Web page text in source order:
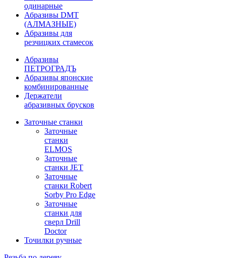
одинарные
Абразивы DMT
(АЛМАЗНЫЕ)
Абразивы для
резчицких стамесок
Абразивы
ПЕТРОГРАДЪ
Абразивы японские
комбинированные
Держатели
абразивных брусков
Заточные станки
Заточные
станки
ELMOS
Заточные
станки JET
Заточные
станки Robert
Sorby Pro Edge
Заточные
станки для
сверл Drill
Doctor
Точилки ручные